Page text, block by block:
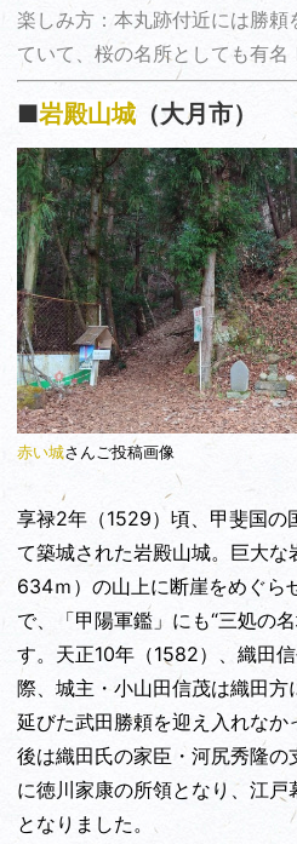
楽しみ方：本丸跡付近には勝
ていて、桜の名所としても有名
■岩殿山城（大月市）
赤い城さんご投稿画像
享禄2年（1529）頃、甲斐国の
て築城された岩殿山城。巨大な
634ｍ）の山上に断崖をめぐら
で、「甲陽軍鑑」にも“三処の
す。天正10年（1582）、織田
際、城主・小山田信茂は織田方
延びた武田勝頼を迎え入れな
後は織田氏の家臣・河尻秀隆
に徳川家康の所領となり、江
となりました。